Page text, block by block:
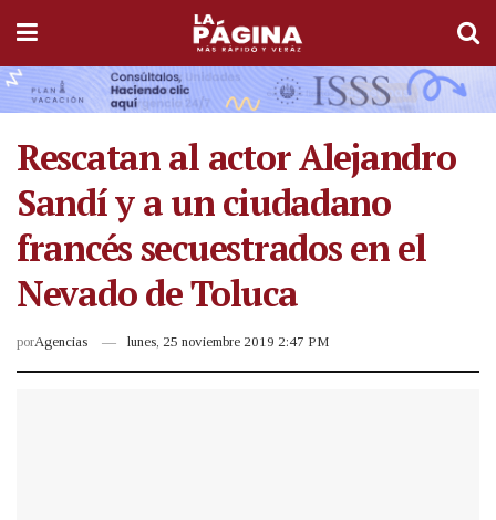
Rescatan al actor Alejandro
Sandí y a un ciudadano
francés secuestrados en el
Nevado de Toluca
porAgencias lunes, 25 noviembre 2019 2:47 PM